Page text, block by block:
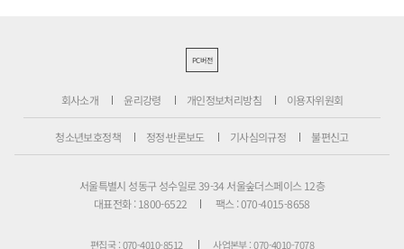
PC버전
회사소개 윤리강령 개인정보처리방침 이용자위원회
청소년보호정책 정정·반론보도 기사심의규정 불편신고
서울특별시 성동구 성수일로 39-34 서울숲더스페이스 12층
대표전화 : 1800-6522
팩스 : 070-4015-8658
편집국 : 070-4010-8512 사업본부 : 070-4010-7078